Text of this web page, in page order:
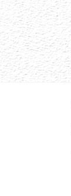
Перейти
к
содержанию